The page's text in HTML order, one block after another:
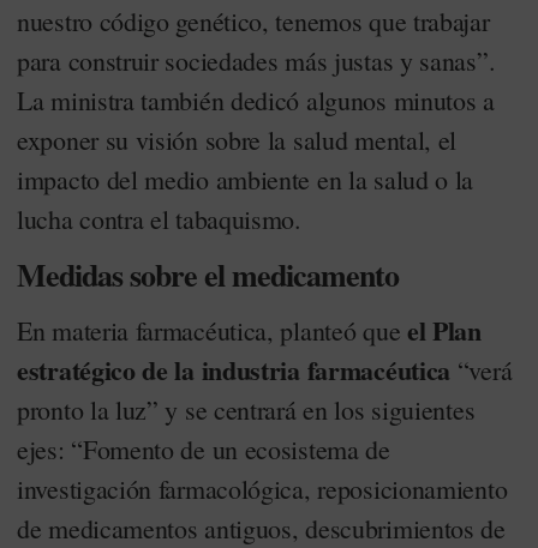
nuestro código genético, tenemos que trabajar
para construir sociedades más justas y sanas”.
La ministra también dedicó algunos minutos a
exponer su visión sobre la salud mental, el
impacto del medio ambiente en la salud o la
lucha contra el tabaquismo.
Medidas sobre el medicamento
En materia farmacéutica, planteó que el Plan
estratégico de la industria farmacéutica “verá
pronto la luz” y se centrará en los siguientes
ejes: “Fomento de un ecosistema de
investigación farmacológica, reposicionamiento
de medicamentos antiguos, descubrimientos de